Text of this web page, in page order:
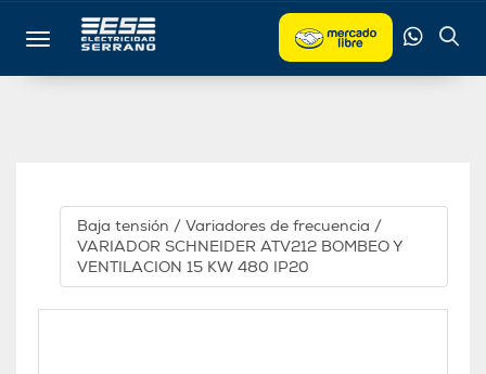
Toggle navigation
Baja tensión / Variadores de frecuencia /
VARIADOR SCHNEIDER ATV212 BOMBEO Y
VENTILACION 15 KW 480 IP20